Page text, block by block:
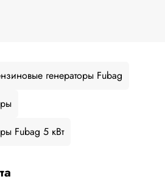
генераторы Fubag
Fubag 5 кВт